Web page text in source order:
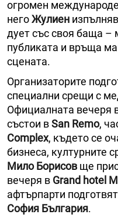
огромен
негоЖулиен
дует със своя баща –
публиката и връща
сцената.
Организаторите
специални срещи с
Официалната вечеря
състои вSan Remo,
Complex, където се
бизнеса, културните
Мило Борисов ще
вечеря в Grand hotel
афтърпарти
София България.